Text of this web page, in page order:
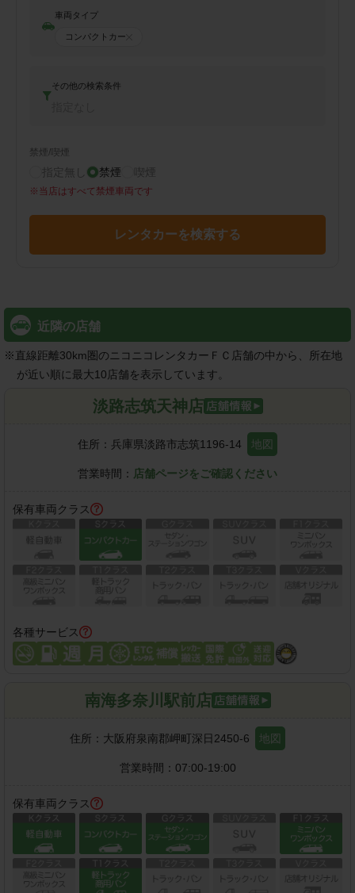
車両タイプ
コンパクトカー
その他の検索条件
禁煙/喫煙
指定無し 禁煙 喫煙
※ 当店はすべて禁煙車両です
レンタカーを検索する
近隣の店舗
※直線距離30km圏のニコニコレンタカーＦＣ店舗の中から、所在地
が近い順に最大10店舗を表示しています。
淡路志筑天神店
住所： 兵庫県淡路市志筑1196-14 地図
営業時間： 店舗ページをご確認ください
保有車両クラス
各種サービス
南海多奈川駅前店
住所： 大阪府泉南郡岬町深日2450-6 地図
営業時間： 07:00-19:00
保有車両クラス